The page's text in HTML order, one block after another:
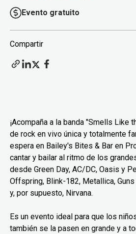
Evento gratuito
Compartir
¡Acompaña a la banda "Smells Like
de rock en vivo única y totalmente
espera en Bailey's Bites & Bar en
cantar y bailar al ritmo de los
desde Green Day, AC/DC, Oasis y
Offspring, Blink-182, Metallica,
y, por supuesto, Nirvana.
Es un evento ideal para que los
también se la pasen en grande y a